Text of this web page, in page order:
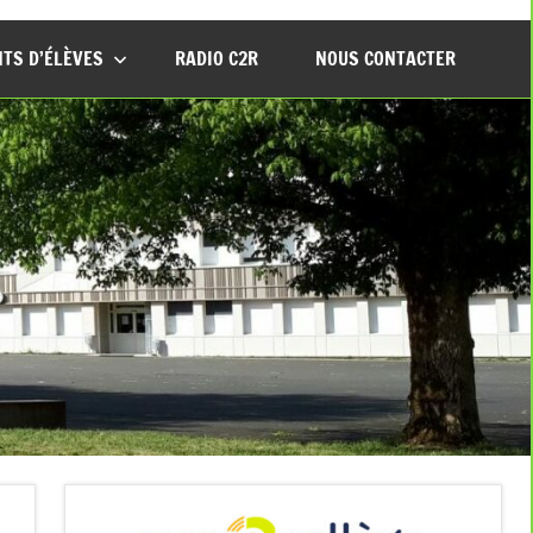
D’ÉLÈVES RADIO C2R NOUS CONTACTER